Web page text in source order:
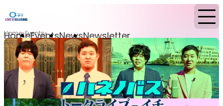
HomeEventsNewsNewsletter
Home Events